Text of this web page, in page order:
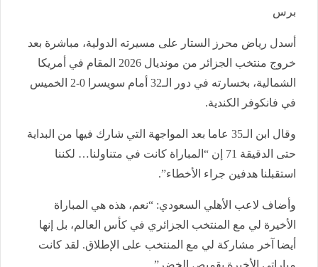
برس
أسدل رياض محرز الستار على مسيرته الدولية، مباشرة بعد
خروج منتخب الجزائر من مونديال 2026 المقام في أمريكا
الشمالية، بخسارته في دور الـ32 أمام سويسرا 0-2 الخميس
في فانكوفر الكندية.
وقال ابن الـ35 عاما بعد المواجهة التي شارك فيها من البداية
حتى الدقيقة 71 إن “المباراة كانت في متناولنا… لكننا
استقبلنا هدفين جراء الأخطاء”.
وأضاف لاعب الأهلي السعودي: “نعم، هذه هي المباراة
الأخيرة لي مع المنتخب الجزائري في كأس العالم، بل إنها
أيضا آخر مشاركة لي مع المنتخب على الإطلاق. لقد كانت
مباراتي الأخيرة بقميص الخضر”.